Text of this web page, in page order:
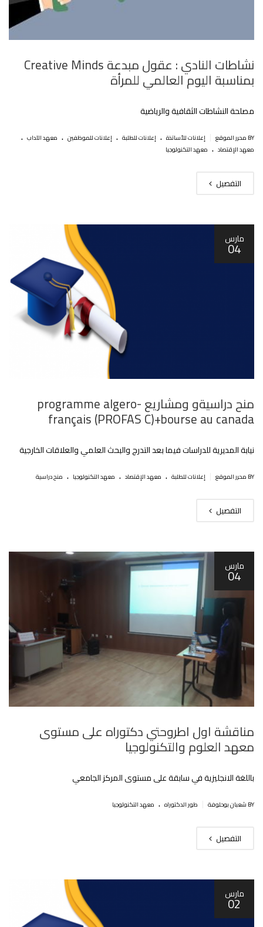
نشاطات النادي : عقول مبدعة Creative Minds
بمناسبة اليوم العالمي للمرأة
مصلحة النشاطات الثقافية والرياضية
BY محرر الموقع إعلانات للأساتذة . إعلانات للطلبة . إعلانات للموظفين . معهد الآداب .
معهد الإقتصاد . معهد التكنولوجيا
التفصيل
مارس
04
منح دراسيةو ومشاريع programme algero-
français (PROFAS C)+bourse au canada
نيابة المديرية للدراسات فيما بعد التدرج والبحث العلمي والعلاقات الخارجية
BY محرر الموقع إعلانات للطلبة . معهد الإقتصاد . معهد التكنولوجيا . منح دراسية
التفصيل
مارس
04
مناقشة اول اطروحتي دكتوراه على مستوى
معهد العلوم والتكنولوجيا
باللغة الانجليزية في سابقة على مستوى المركز الجامعي
BY شعبان بوحلوفة طور الدكتوراه . معهد التكنولوجيا
التفصيل
مارس
02